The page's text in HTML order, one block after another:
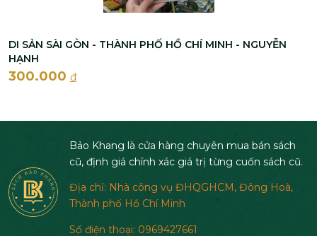
DI SẢN SÀI GÒN - THÀNH PHỐ HỒ CHÍ MINH - NGUYỄN
HẠNH
300.000 đ
Bảo Khang là cửa hàng chuyên mua bán sách
cũ, định giá chính xác giá trị từng cuốn sách cũ.
Địa chỉ: Nhà công vụ ĐHQGHCM, Đông Hoà,
Thành phố Hồ Chí Minh
Số điện thoại: 0969427661